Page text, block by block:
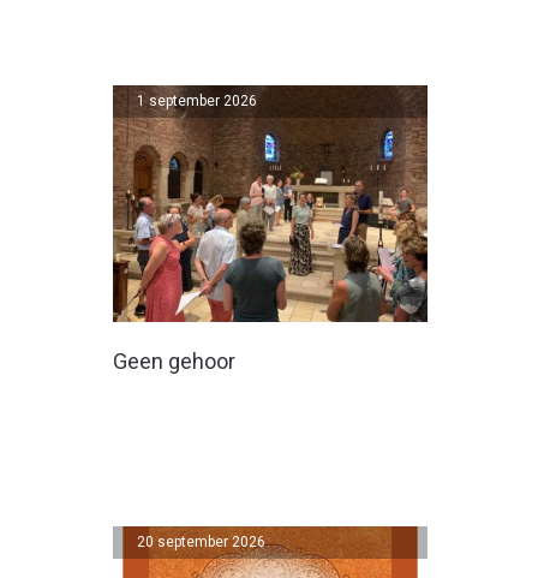
Geen gehoor
1 september 2026
20 september 2026